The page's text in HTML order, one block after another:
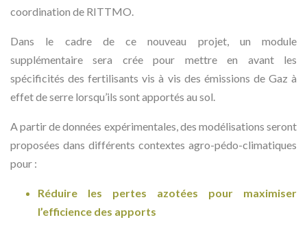
coordination de RITTMO.
Dans le cadre de ce nouveau projet, un module
supplémentaire sera crée pour mettre en avant les
spécificités des fertilisants vis à vis des émissions de Gaz à
effet de serre lorsqu’ils sont apportés au sol.
A partir de données expérimentales, des modélisations seront
proposées dans différents contextes agro-pédo-climatiques
pour :
Réduire les pertes azotées pour maximiser
l’efficience des apports